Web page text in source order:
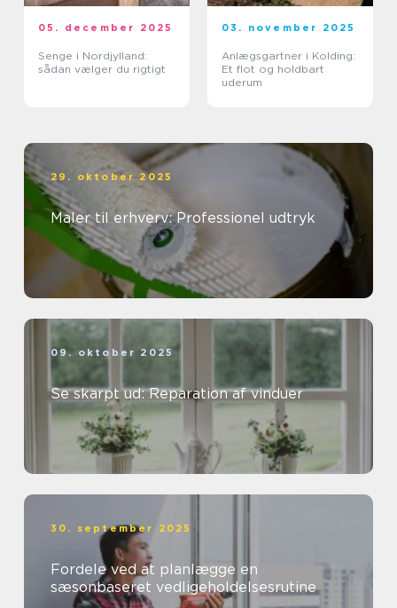
05. december 2025
Senge i Nordjylland:
sådan vælger du rigtigt
03. november 2025
Anlægsgartner i Kolding:
Et flot og holdbart
uderum
29. oktober 2025
Maler til erhverv: Professionel udtryk
09. oktober 2025
Se skarpt ud: Reparation af vinduer
30. september 2025
Fordele ved at planlægge en
sæsonbaseret vedligeholdelsesrutine